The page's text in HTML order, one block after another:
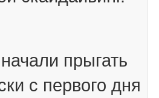
прыгать
с первого дня